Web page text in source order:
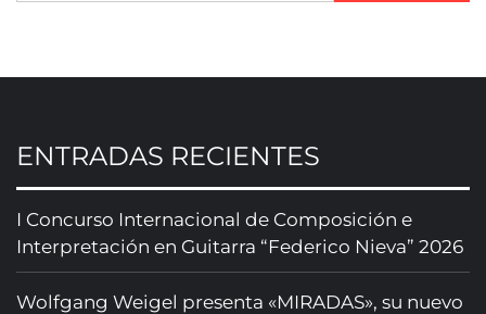
ENTRADAS RECIENTES
I Concurso Internacional de Composición e
Interpretación en Guitarra “Federico Nieva” 2026
Wolfgang Weigel presenta «MIRADAS», su nuevo